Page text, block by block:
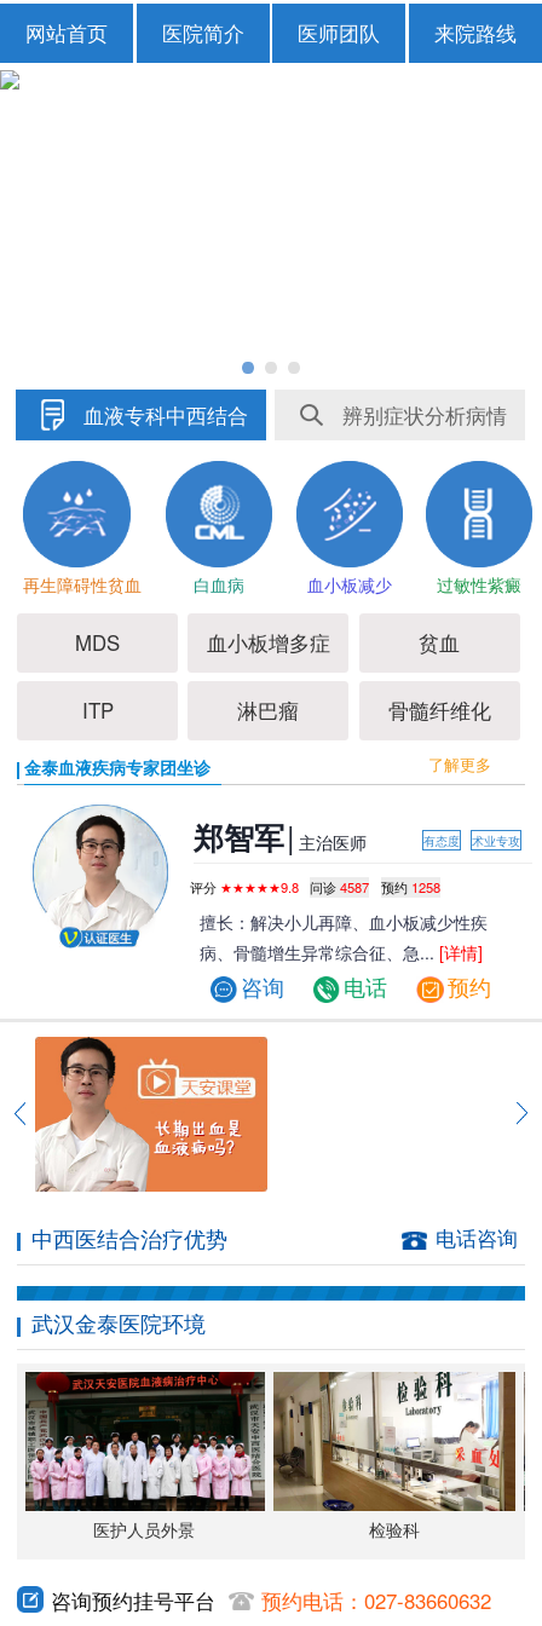
网站首页 医院简介 医师团队 来院路线
血液专科中西结合 辨别症状分析病情
再生障碍性贫血 白血病 血小板减少 过敏性紫癜
MDS 血小板增多症 贫血
ITP 淋巴瘤 骨髓纤维化
金泰血液疾病专家团坐诊 了解更多
郑智军| 主治医师 术业专攻
有态度
评分 ★★★★★9.8 问诊 4587 预约 1258
擅长：解决小儿再障、血小板减少性疾
病、骨髓增生异常综合征、急...[详情]
咨询 电话 预约
中西医结合治疗优势 电话咨询
武汉金泰医院环境
医护人员外景 检验科
咨询预约挂号平台 预约电话：027-83660632